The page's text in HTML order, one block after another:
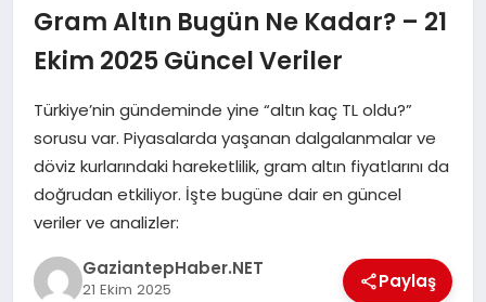
FINANS
KÜLTÜR VE SANAT
MAGAZIN
Gram Altın Bugün Ne Kadar? – 21
Ekim 2025 Güncel Veriler
Türkiye’nin gündeminde yine “altın kaç TL oldu?”
sorusu var. Piyasalarda yaşanan dalgalanmalar ve
döviz kurlarındaki hareketlilik, gram altın fiyatlarını da
doğrudan etkiliyor. İşte bugüne dair en güncel
veriler ve analizler:
GaziantepHaber.NET
21 Ekim 2025 Paylaş